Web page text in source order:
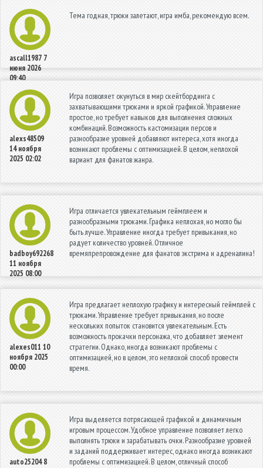
ascall1987 7
июня 2026
09:40
Тема годная, трюки залетают, игра имба, рекомендую всем.
alexs48509
14 ноября
2025 02:02
Игра позволяет окунуться в мир скейтбординга с
захватывающими трюками и яркой графикой. Управление
простое, но требует навыков для выполнения сложных
комбинаций. Возможность кастомизации персов и
разнообразие уровней добавляют интереса, хотя иногда
возникают проблемы с оптимизацией. В целом, неплохой
вариант для фанатов жанра.
badboy692268
11 ноября
2025 08:00
Игра отличается увлекательным геймплеем и
разнообразными трюками. Графика неплохая, но могло бы
быть лучше. Управление иногда требует привыкания, но
радует количество уровней. Отличное
времяпрепровождение для фанатов экстрима и адреналина!
alexes011 10
ноября 2025
00:00
Игра предлагает неплохую графику и интересный геймплей с
трюками. Управление требует привыкания, но после
нескольких попыток становится увлекательным. Есть
возможность прокачки персонажа, что добавляет элемент
стратегии. Однако, иногда возникают проблемы с
оптимизацией, но в целом, это неплохой способ провести
время.
auto25204 8
Игра выделяется потрясающей графикой и динамичным
игровым процессом. Удобное управление позволяет легко
выполнять трюки и зарабатывать очки. Разнообразие уровней
и заданий поддерживает интерес, однако иногда возникают
проблемы с оптимизацией. В целом, отличный способ